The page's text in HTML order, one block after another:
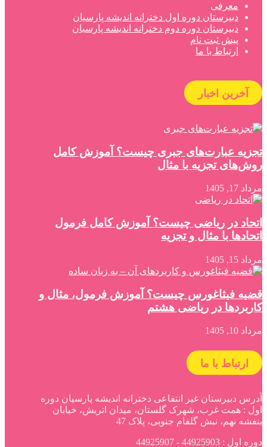
معرفی
دبیرستان دوره اول دخترانه اندیشه پارسیان
دبیرستان دوره دوم دخترانه اندیشه پارسیان
پیش ثبت نام
ارتباط با ما
آخرین اخبار
تجزیه عبارت‌های جبری چیست؟ آموزش کامل
روش‌های تجزیه با مثال
مرداد 17, 1405
اتحاد در ریاضی چیست؟ آموزش کامل فرمول
اتحادها با مثال و تجزیه
مرداد 15, 1405
قضیه فیثاغورس چیست؟ آموزش فرمول، مثال و
کاربردها در ریاضی هشتم
مرداد 10, 1405
ارتباط با ما
آدرس دبیرستان غیر انتفاعی دخترانه اندیشه پارسیان دوره
اول : همت غرب، شهرک گلستان، میدان اتریش، خیابان
بنفشه نهم، نبش گلفام جنوبی، پلاک 47
دوره اول : 44925903 - 44925907